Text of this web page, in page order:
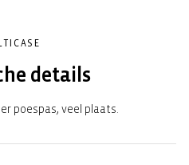
details
poespas, veel plaats.